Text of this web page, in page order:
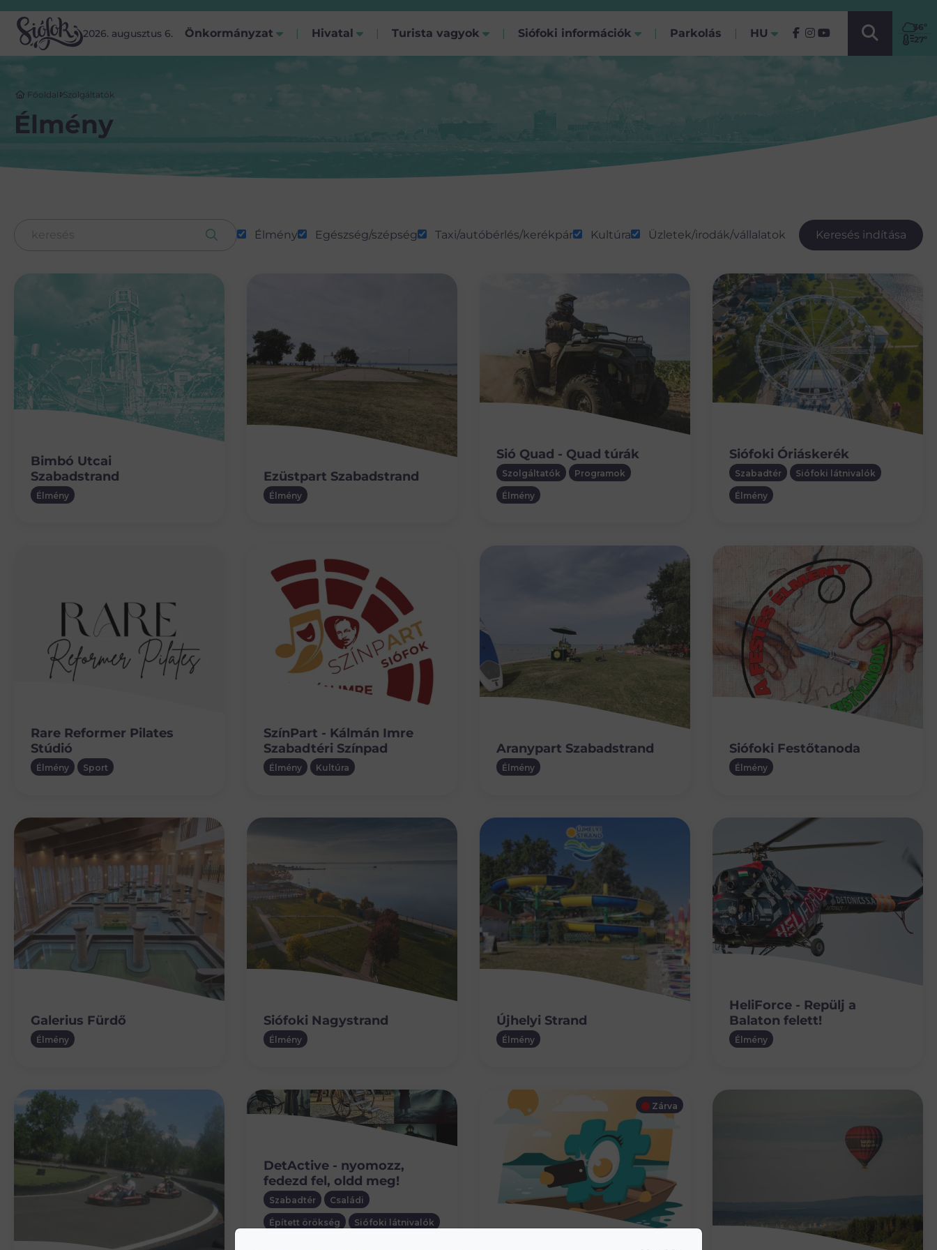
2026. augusztus 6. Önkormányzat Hivatal Turista vagyok Siófoki információk Parkolás
(Jelenlegi)
HU
VÁLASSZ NYELVET! 36º
27º
Főoldal Szolgáltatók
Élmény
Élmény Egészség/szépség Taxi/autóbérlés/kerékpár Kultúra Üzletek/irodák/vállalatok Keresés indítása
Bimbó Utcai
Szabadstrand
Élmény
Ezüstpart Szabadstrand
Élmény
Sió Quad - Quad túrák
Szolgáltatók Programok
Élmény
Siófoki Óriáskerék
Szabadtér Siófoki látnivalók
Élmény
Rare Reformer Pilates
Stúdió
Élmény Sport
SzínPart - Kálmán Imre
Szabadtéri Színpad
Élmény Kultúra
Aranypart Szabadstrand
Élmény
Siófoki Festőtanoda
Élmény
Galerius Fürdő
Élmény
Siófoki Nagystrand
Élmény
Újhelyi Strand
Élmény
HeliForce - Repülj a
Balaton felett!
Élmény
DetActive - nyomozz,
fedezd fel, oldd meg!
Szabadtér Családi
Épített örökség Siófoki látnivalók
Zárva